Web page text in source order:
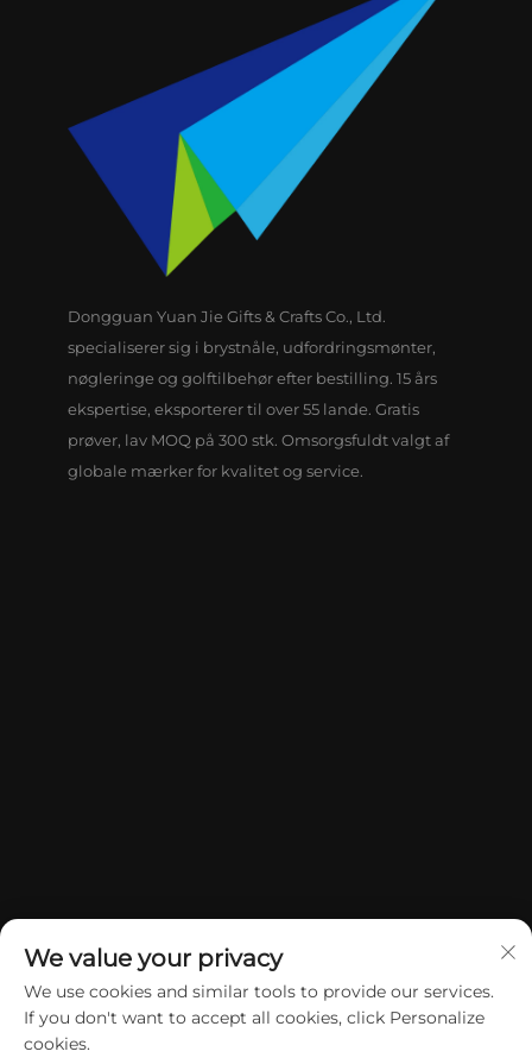
Dongguan Yuan Jie Gifts & Crafts Co., Ltd.
specialiserer sig i brystnåle, udfordringsmønter,
nøgleringe og golftilbehør efter bestilling. 15 års
ekspertise, eksporterer til over 55 lande. Gratis
prøver, lav MOQ på 300 stk. Omsorgsfuldt valgt af
globale mærker for kvalitet og service.
Copyright © 2026 China Dongguan Yuan Jie Gifts & Crafts Co., Ltd.
We value your privacy
We use cookies and similar tools to provide our services.
If you don't want to accept all cookies, click Personalize
cookies.